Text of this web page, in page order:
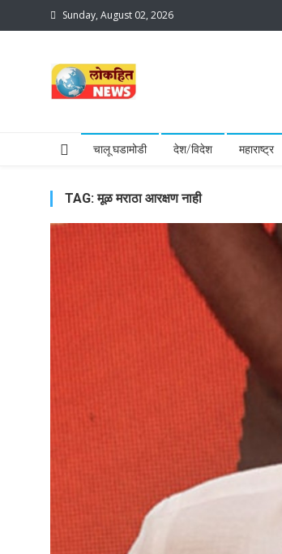
to
Sunday, August 02, 2026
चालू घडामोडी देश/विदेश महाराष्ट्र
TAG:मूळ मराठा आरक्षण नाही